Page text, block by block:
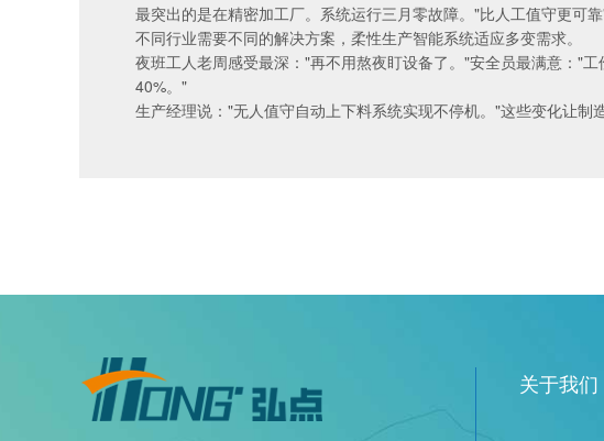
最突出的是在精密加工厂。系统运行三月零故障。"比人工值守更可靠
不同行业需要不同的解决方案， 柔性生产智能系统适应多变需求。
夜班工人老周感受最深："再不用熬夜盯设备了。"安全员最满意："
40%。"
生产经理说："无人值守自动上下料系统实现不停机。"这些变化让制
关于我们